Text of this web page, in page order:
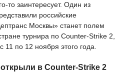
то заинтересует. Один из
российские
Москвы» станет полем
турнира по Counter-Strike 2,
11 по 12 ноября этого года.
в Counter-Strike 2